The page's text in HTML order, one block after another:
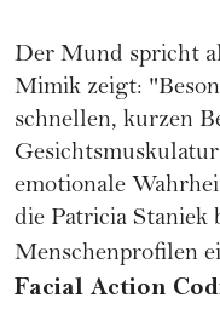
Der Mund spricht
Mimik zeigt:
schnellen, kurzen
emotionale
die Patricia Staniek
Menschenprofilen
Facial Action